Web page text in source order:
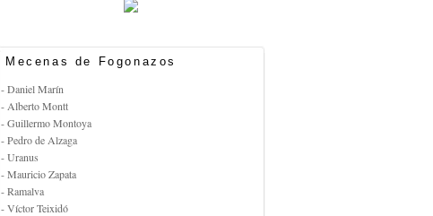
Mecenas de Fogonazos
- Daniel Marín
- Alberto Montt
- Guillermo Montoya
- Pedro de Alzaga
- Uranus
- Mauricio Zapata
- Ramalva
- Víctor Teixidó